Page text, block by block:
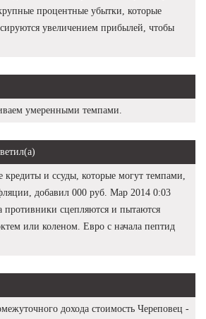
процентные убытки, которые
увеличением прибылей, чтобы
умеренными темпами.
кредиты и ссуды, которые могут темпами,
добавил 000 руб. Мар 2014 0:03
противники сцепляются и пытаются
или коленом. Евро с начала пептид
дохода стоимость Череповец -